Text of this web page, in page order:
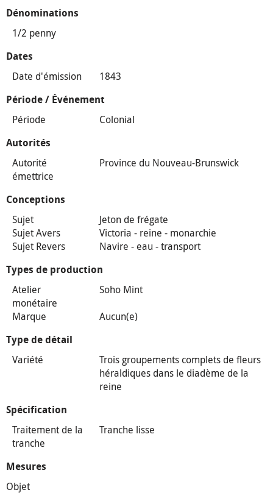
Dénominations
1/2 penny
Dates
Date d'émission 1843
Période / Événement
Période Colonial
Autorités
Autorité
émettrice
Province du Nouveau-Brunswick
Conceptions
Sujet
Jeton de frégate
Sujet Avers
Victoria - reine - monarchie
Sujet Revers
Navire - eau - transport
Types de production
Atelier
monétaire
Soho Mint
Marque
Aucun(e)
Type de détail
Variété
Trois groupements complets de fleurs
héraldiques dans le diadème de la
reine
Spécification
Traitement de la
tranche
Tranche lisse
Mesures
Objet